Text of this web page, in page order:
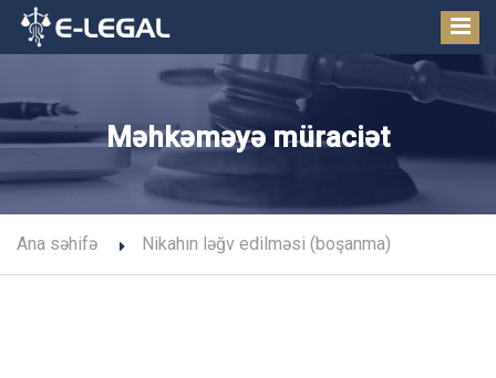
Məhkəməyə müraciət
Ana səhifə Nikahın ləğv edilməsi (boşanma)